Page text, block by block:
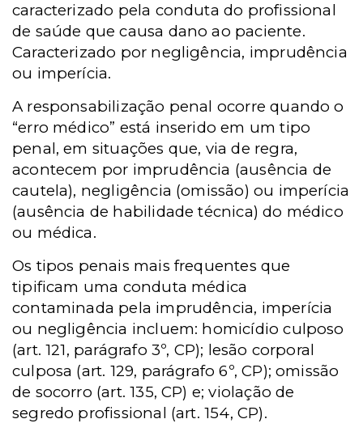
caracterizado pela conduta do profissional
de saúde que causa dano ao paciente.
Caracterizado por negligência, imprudência
ou imperícia.
A responsabilização penal ocorre quando o
“erro médico” está inserido em um tipo
penal, em situações que, via de regra,
acontecem por imprudência (ausência de
cautela), negligência (omissão) ou imperícia
(ausência de habilidade técnica) do médico
ou médica.
Os tipos penais mais frequentes que
tipificam uma conduta médica
contaminada pela imprudência, imperícia
ou negligência incluem: homicídio culposo
(art. 121, parágrafo 3º, CP); lesão corporal
culposa (art. 129, parágrafo 6º, CP); omissão
de socorro (art. 135, CP) e; violação de
segredo profissional (art. 154, CP).